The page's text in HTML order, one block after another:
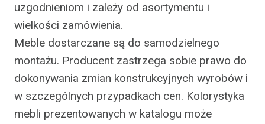
uzgodnieniom i zależy od asortymentu i
wielkości zamówienia.
Meble dostarczane są do samodzielnego
montażu. Producent zastrzega sobie prawo do
dokonywania zmian konstrukcyjnych wyrobów i
w szczególnych przypadkach cen. Kolorystyka
mebli prezentowanych w katalogu może